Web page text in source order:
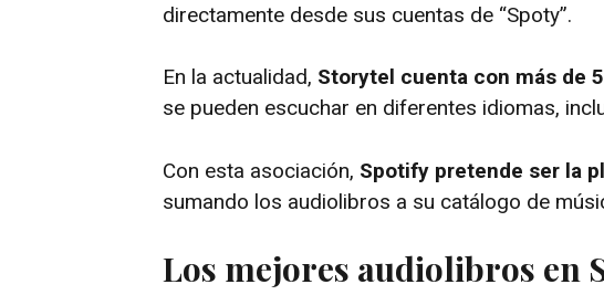
directamente desde sus cuentas de “Spoty”.
En la actualidad, Storytel cuenta con más de
se pueden escuchar en diferentes idiomas,
Con esta asociación, Spotify pretende ser la
sumando los audiolibros a su catálogo de
Los mejores audiolibros en